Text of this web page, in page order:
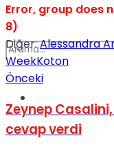
No Result
Error, group does
8)
Diğer:Alessandra
WeekKoton
Önceki
Zeynep
cevap verdi